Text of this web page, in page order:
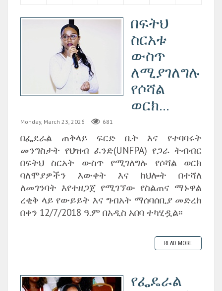
በፍትህ
ስርአቱ
ውስጥ
ለሚያገለግሉ
የሶሻል
ወርክ...
Monday, March 23, 2026 681
በፌደራል ጠቅላይ ፍርድ ቤት እና የተባባሩት
መንግስታት የህዝብ ፈንድ(UNFPA) የጋራ ትብብር
በፍትህ ስርአት ውስጥ የሚገለግሉ የሶሻል ወርክ
ባለሞያዎችን እውቀት እና ከህሎት በተሻለ
ለመገንባት እየተዘጋጀ የሚገኘው የስልጠና ማኑዋል
ረቂቅ ላይ የውይይት እና ግብአት ማሰባሰቢያ መድረክ
በቀን 12/7/2018 ዓ.ም በአዲስ አበባ ተካሂዷል፡፡
READ MORE
የፌዴራል